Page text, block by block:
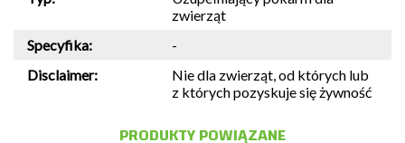
zwierząt
Specyfika:
-
Disclaimer:
Nie dla zwierząt, od których lub
z których pozyskuje się żywność
PRODUKTY POWIĄZANE